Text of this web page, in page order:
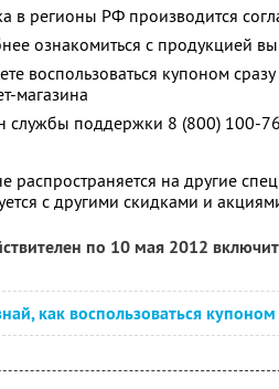
в регионы РФ производится
ознакомиться с продукцией
воспользоваться купоном
магазина
службы поддержки 8 (800) 100-
распространяется на другие
с другими скидками и
по 10 мая 2012
как воспользоваться купоном